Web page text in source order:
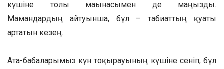
күшіне толы мағынасымен де маңызды.
Мамандардың айтуынша, бұл – табиғаттың қуаты
артатын кезең.
Ата-бабаларымыз күн тоқырауының күшіне сеніп, бұл